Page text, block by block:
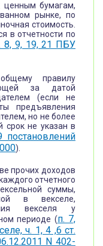
ценным бумагам,
рынке, по
стоимость.
в отчетности по
8, 9, 19, 21 ПБУ
правилу
за датой
(если не
предъявления
но не более
срок не указан в
постановлений
).
прочих доходов
отчетного
суммы,
в векселе,
векселя у
периоде (п. 7,
ч. 1, 4 ,6 ст.
N 402-